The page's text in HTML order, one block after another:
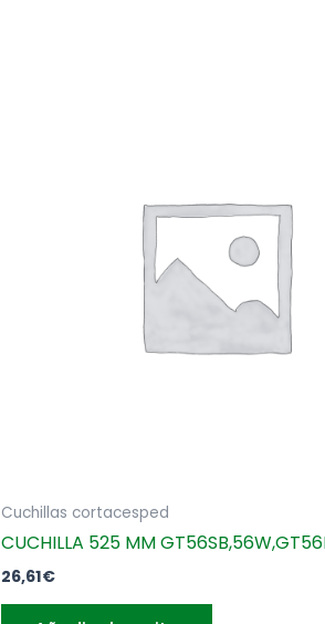
Cuchillas cortacesped
CUCHILLA 525 MM
26,61€